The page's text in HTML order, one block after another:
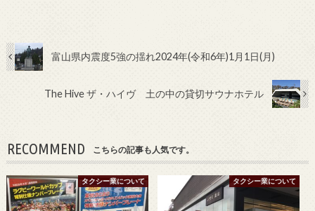
富山県内震度5強の揺れ2024年(令和6年)1月1日(月)
The Hive ザ・ハイヴ 土の中の貸切サウナホテル
RECOMMEND こちらの記事も人気です。
タクシー業について タクシー業について